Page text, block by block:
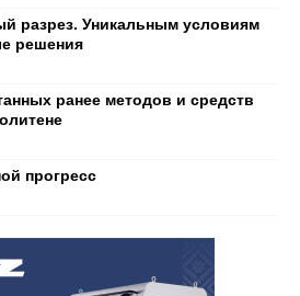
разрез. Уникальным условиям
решения
ранее методов и средств
прогресс